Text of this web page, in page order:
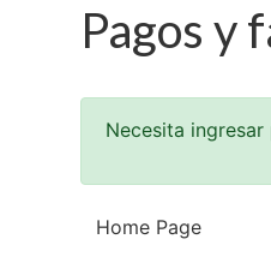
Pagos y
Necesita
Home Page